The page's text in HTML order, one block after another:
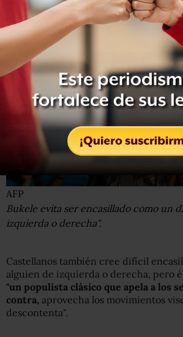
expresidente de ARENA y promotor de
AFP
Bukele evita ser encasillado como un
izquierda o derecha".
Castellanos también cree difícil
alguien de izquierda o derecha, pero
"un populista clásico que apela a los
contra, aprovecha los movimientos
descontenta".